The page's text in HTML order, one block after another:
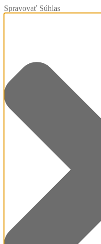
Spravovať Súhlas